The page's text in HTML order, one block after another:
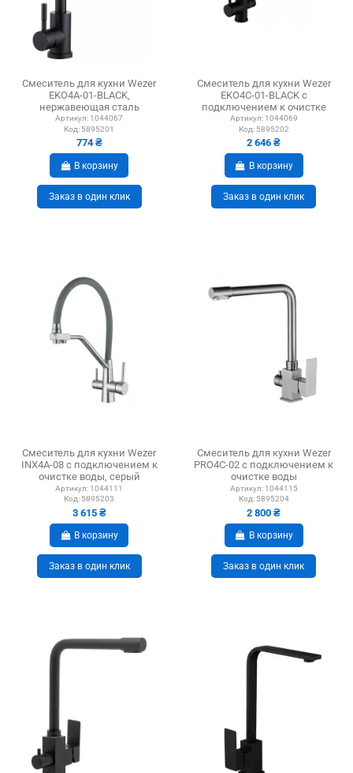
Смеситель для кухни Wezer
EKO4A-01-BLACK,
нержавеющая сталь
Артикул: 1044067
Код: 5895201
774 ₴
В корзину
Заказ в один клик
Смеситель для кухни Wezer
EKO4C-01-BLACK с
подключением к очистке
воды
Артикул: 1044069
Код: 5895202
2 646 ₴
В корзину
Заказ в один клик
Смеситель для кухни Wezer
INX4A-08 с подключением к
очистке воды, серый
гофроизлив
Артикул: 1044111
Код: 5895203
3 615 ₴
В корзину
Заказ в один клик
Смеситель для кухни Wezer
PRO4C-02 с подключением к
очистке воды
Артикул: 1044115
Код: 5895204
2 800 ₴
В корзину
Заказ в один клик